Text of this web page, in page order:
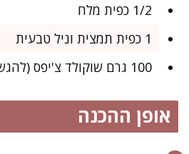
1/2 כפית מלח
1 כפית תמצית וניל טבעית
100 גרם שוקולד צ'יפס (להגשה, לא חובה)
אופן ההכנה